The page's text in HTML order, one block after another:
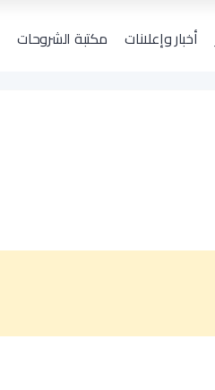
أخبار وإعلانات مكتبة الشروحات